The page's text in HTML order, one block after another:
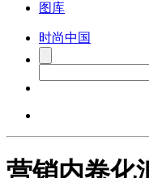
图库
时尚中国
营销内卷化